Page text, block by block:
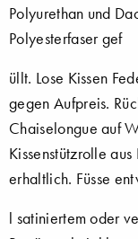
Polyurethan und
Polyesterfaser gef
üllt. Lose Kissen
gegen Aufpreis.
Chaiselongue auf
Kissenstützrolle
erhaltlich. Füsse
l satiniertem oder